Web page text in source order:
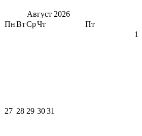
Август 2026
ПнВтСрЧт Пт
27 28 29 3031
1